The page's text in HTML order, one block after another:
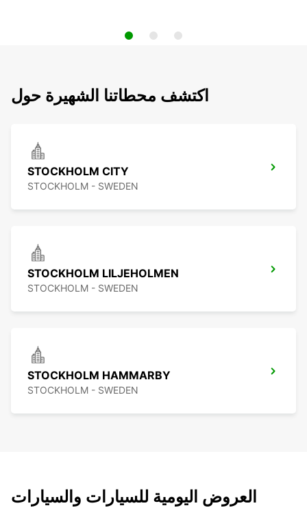
اكتشف محطاتنا الشهيرة حول
STOCKHOLM CITY
STOCKHOLM - SWEDEN
STOCKHOLM LILJEHOLMEN
STOCKHOLM - SWEDEN
STOCKHOLM HAMMARBY
STOCKHOLM - SWEDEN
العروض اليومية للسيارات والسيارات